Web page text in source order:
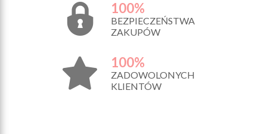
100%
BEZPIECZEŃSTWA
ZAKUPÓW
100%
ZADOWOLONYCH
KLIENTÓW